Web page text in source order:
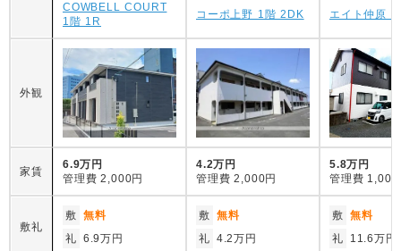
COWBELL COURT
1階 1R
コーポ上野 1階 2DK エイト仲原
外観
家賃
6.9万円
管理費 2,000円
4.2万円
管理費 2,000円
5.8万円
管理費 1,000
敷礼
敷 無料
礼 6.9万円
敷 無料
礼 4.2万円
敷 無料
礼
11.6万円